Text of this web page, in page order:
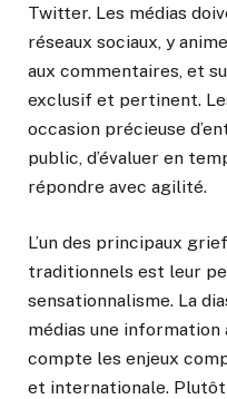
Twitter. Les médias
réseaux sociaux, y
aux commentaires, et
exclusif et pertinent.
occasion précieuse
public, d’évaluer en
répondre avec agilité.
L’un des principaux
traditionnels est leur
sensationnalisme. La
médias une
compte les enjeux
et internationale.